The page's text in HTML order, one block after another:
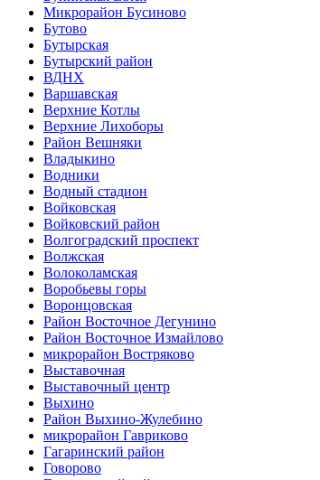
Микрорайон Бусиново
Бутово
Бутырская
Бутырский район
ВДНХ
Варшавская
Верхние Котлы
Верхние Лихоборы
Район Вешняки
Владыкино
Водники
Водный стадион
Войковская
Войковский район
Волгоградский проспект
Волжская
Волоколамская
Воробьевы горы
Воронцовская
Район Восточное Дегунино
Район Восточное Измайлово
микрорайон Востряково
Выставочная
Выставочный центр
Выхино
Район Выхино-Жулебино
микрорайон Гавриково
Гагаринский район
Говорово